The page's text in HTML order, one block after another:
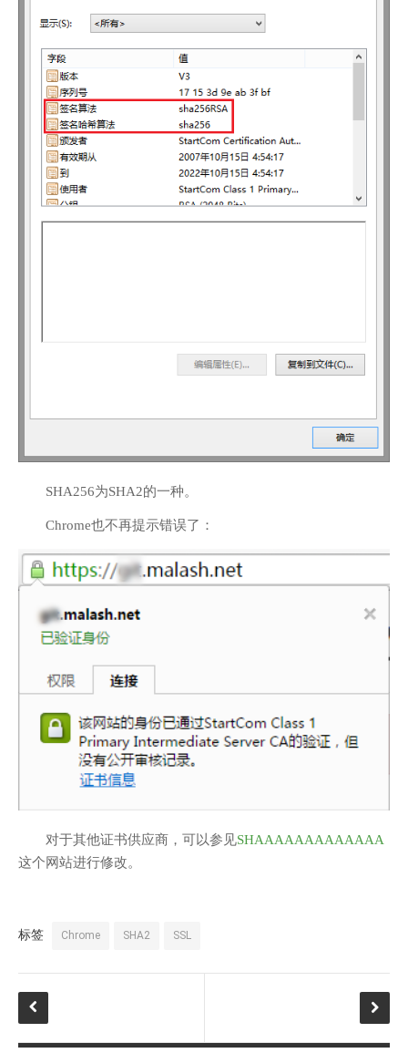
SHA256为SHA2的一种。
Chrome也不再提示错误了：
对于其他证书供应商，可以参见SHAAAAAAAAAAAAA
这个网站进行修改。
标签 Chrome SHA2 SSL